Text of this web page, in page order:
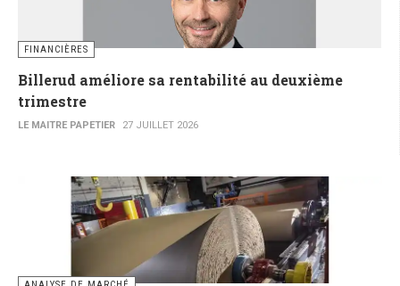
FINANCIÈRES
Billerud améliore sa rentabilité au deuxième
trimestre
LE MAITRE PAPETIER 27 JUILLET 2026